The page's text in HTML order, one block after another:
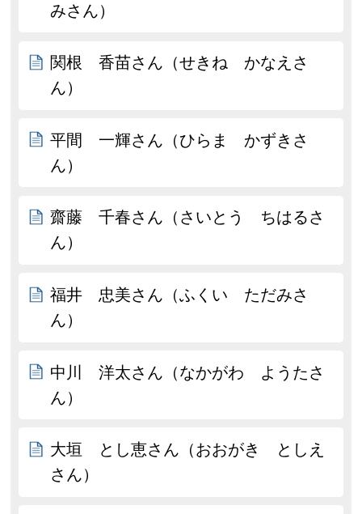
みさん）
関根 香苗さん（せきね かなえさ
ん）
平間 一輝さん（ひらま かずきさ
ん）
齋藤 千春さん（さいとう ちはるさ
ん）
福井 忠美さん（ふくい ただみさ
ん）
中川 洋太さん（なかがわ ようたさ
ん）
大垣 とし恵さん（おおがき としえ
さん）